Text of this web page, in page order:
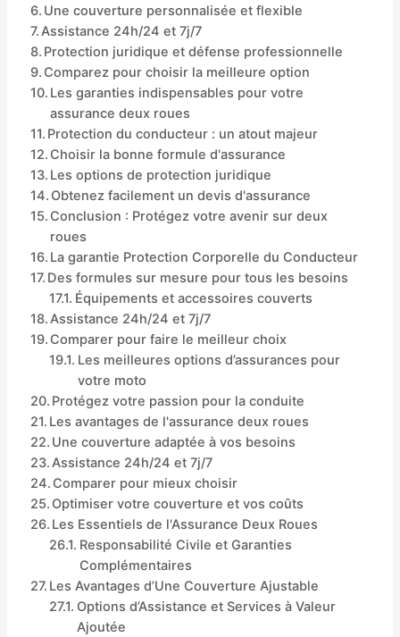
Une couverture personnalisée et flexible
Assistance 24h/24 et 7j/7
Protection juridique et défense professionnelle
Comparez pour choisir la meilleure option
Les garanties indispensables pour votre
assurance deux roues
Protection du conducteur : un atout majeur
Choisir la bonne formule d'assurance
Les options de protection juridique
Obtenez facilement un devis d'assurance
Conclusion : Protégez votre avenir sur deux
roues
La garantie Protection Corporelle du Conducteur
Des formules sur mesure pour tous les besoins
Équipements et accessoires couverts
Assistance 24h/24 et 7j/7
Comparer pour faire le meilleur choix
Les meilleures options d’assurances pour
votre moto
Protégez votre passion pour la conduite
Les avantages de l'assurance deux roues
Une couverture adaptée à vos besoins
Assistance 24h/24 et 7j/7
Comparer pour mieux choisir
Optimiser votre couverture et vos coûts
Les Essentiels de l'Assurance Deux Roues
Responsabilité Civile et Garanties
Complémentaires
Les Avantages d’Une Couverture Ajustable
Options d’Assistance et Services à Valeur
Ajoutée